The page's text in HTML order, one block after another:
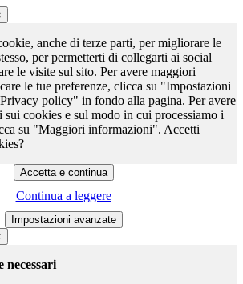
anche di terze parti, per migliorare le
per permetterti di collegarti ai social
le visite sul sito. Per avere maggiori
le tue preferenze, clicca su "Impostazioni
policy" in fondo alla pagina. Per avere
cookies e sul modo in cui processiamo i
su "Maggiori informazioni". Accetti
Continua a leggere
necessari